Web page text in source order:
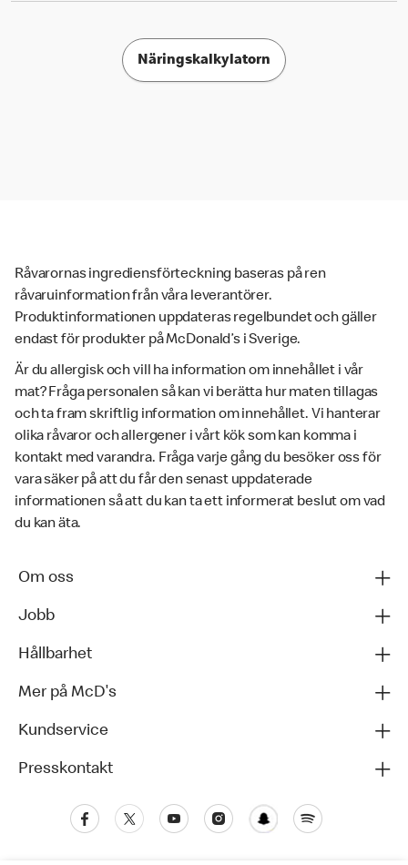
Näringskalkylatorn
Råvarornas ingrediensförteckning baseras på ren
råvaruinformation från våra leverantörer.
Produktinformationen uppdateras regelbundet och gäller
endast för produkter på McDonald’s i Sverige.
Är du allergisk och vill ha information om innehållet i vår
mat? Fråga personalen så kan vi berätta hur maten tillagas
och ta fram skriftlig information om innehållet. Vi hanterar
olika råvaror och allergener i vårt kök som kan komma i
kontakt med varandra. Fråga varje gång du besöker oss för
vara säker på att du får den senast uppdaterade
informationen så att du kan ta ett informerat beslut om vad
du kan äta.
Om oss
Jobb
Hållbarhet
Mer på McD's
Kundservice
Presskontakt